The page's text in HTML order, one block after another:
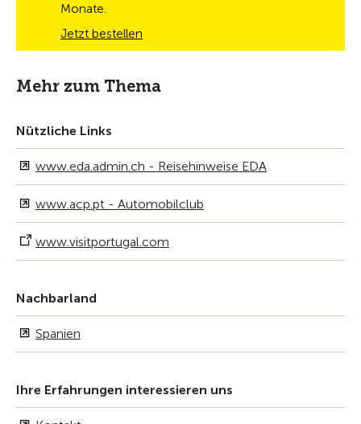
Monate.
Jetzt bestellen
Mehr zum Thema
Nützliche Links
www.eda.admin.ch - Reisehinweise EDA
www.acp.pt - Automobilclub
www.visitportugal.com
Nachbarland
Spanien
Ihre Erfahrungen interessieren uns